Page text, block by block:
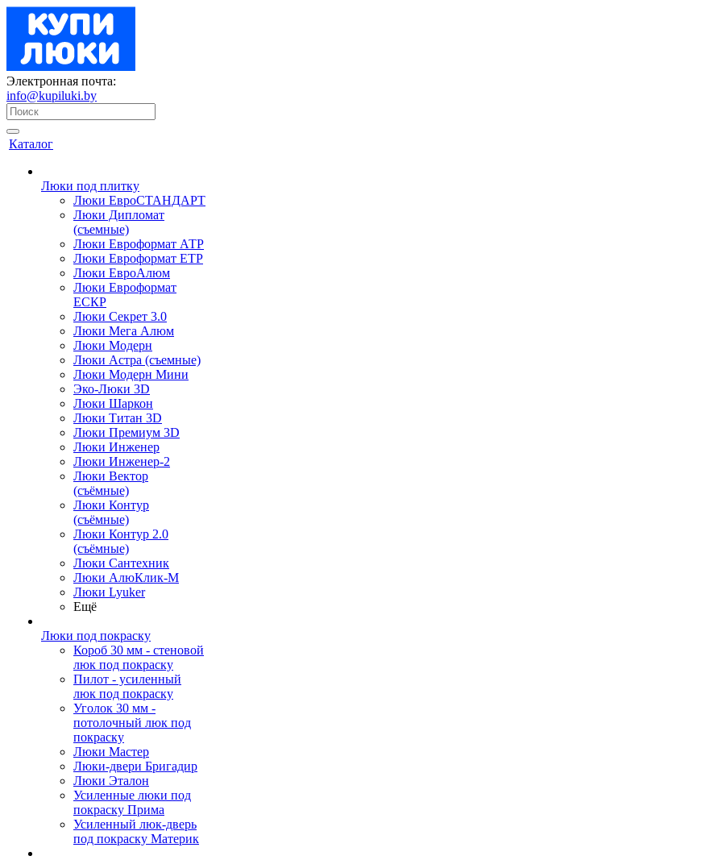
Электронная почта:
info@kupiluki.by
Каталог
Люки под плитку
Люки ЕвроСТАНДАРТ
Люки Дипломат
(съемные)
Люки Евроформат АТР
Люки Евроформат ЕТР
Люки ЕвроАлюм
Люки Евроформат
ЕСКР
Люки Секрет 3.0
Люки Мега Алюм
Люки Модерн
Люки Астра (съемные)
Люки Модерн Мини
Эко-Люки 3D
Люки Шаркон
Люки Титан 3D
Люки Премиум 3D
Люки Инженер
Люки Инженер-2
Люки Вектор
(съёмные)
Люки Контур
(съёмные)
Люки Контур 2.0
(съёмные)
Люки Сантехник
Люки АлюКлик-М
Люки Lyuker
Ещё
Люки под покраску
Короб 30 мм - стеновой
люк под покраску
Пилот - усиленный
люк под покраску
Уголок 30 мм -
потолочный люк под
покраску
Люки Мастер
Люки-двери Бригадир
Люки Эталон
Усиленные люки под
покраску Прима
Усиленный люк-дверь
под покраску Материк